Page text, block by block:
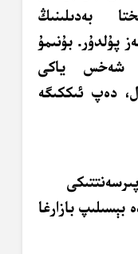
بەدىلىنىڭ
پۇلدۇر. بۇنىمۇ
شەخس ياكى
دەپ ئىككىگە
بېسىلىپ بازارغا